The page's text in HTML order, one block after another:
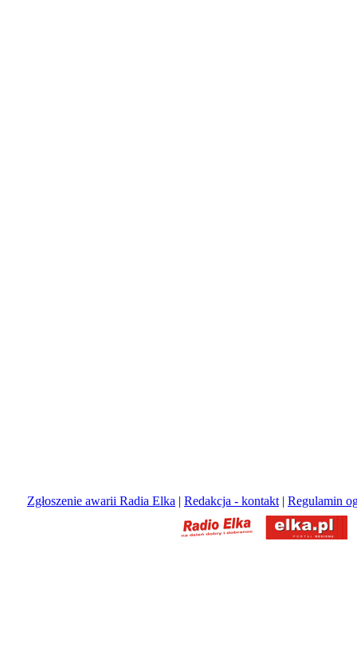
Zgłoszenie awarii Radia Elka | Redakcja - kontakt | Regulamin